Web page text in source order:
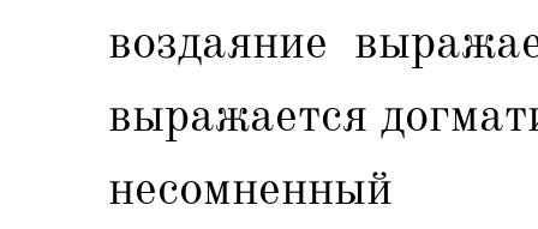
воздаяние
выражается
несомненный